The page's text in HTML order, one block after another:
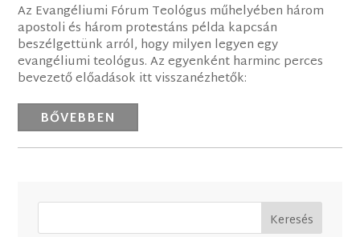
Az Evangéliumi Fórum Teológus műhelyében három
apostoli és három protestáns példa kapcsán
beszélgettünk arról, hogy milyen legyen egy
evangéliumi teológus. Az egyenként harminc perces
bevezető előadások itt visszanézhetők:
BŐVEBBEN